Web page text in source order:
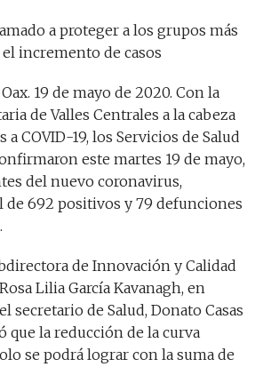
a proteger a los grupos más
incremento de casos
19 de mayo de 2020. Con la
de Valles Centrales a la cabeza
a COVID-19, los Servicios de Salud
este martes 19 de mayo,
del nuevo coronavirus,
de 692 positivos y 79 defunciones
de Innovación y Calidad
Lilia García Kavanagh, en
secretario de Salud, Donato Casas
que la reducción de la curva
se podrá lograr con la suma de